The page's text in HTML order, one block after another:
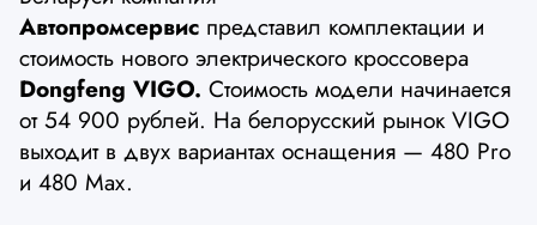
Автопромсервис представил комплектации и
стоимость нового электрического кроссовера
Dongfeng VIGO. Стоимость модели начинается
от 54 900 рублей. На белорусский рынок VIGO
выходит в двух вариантах оснащения — 480 Pro
и 480 Max.